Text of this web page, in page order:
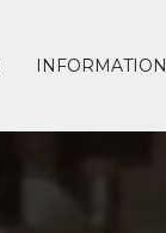
INFORMATION